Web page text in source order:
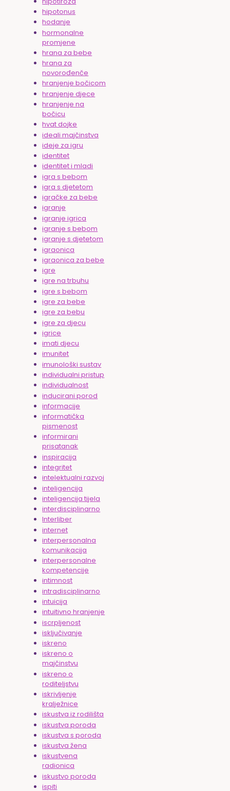
hipotonus
hodanje
hormonalne
promjene
hrana za bebe
hrana za
novorođenče
hranjenje bočicom
hranjenje djece
hranjenje na
bočicu
hvat dojke
ideali majčinstva
ideje za igru
identitet
identitet i mladi
igra s bebom
igra s djetetom
igračke za bebe
igranje
igranje igrica
igranje s bebom
igranje s djetetom
igraonica
igraonica za bebe
igre
igre na trbuhu
igre s bebom
igre za bebe
igre za bebu
igre za djecu
igrice
imati djecu
imunitet
imunološki sustav
individualni pristup
individualnost
inducirani porod
informacije
informatička
pismenost
informirani
prisatanak
inspiracija
integritet
intelektualni razvoj
inteligencija
inteligencija tijela
interdisciplinarno
Interliber
internet
interpersonalna
komunikacija
interpersonalne
kompetencije
intimnost
intradisciplinarno
intuicija
intuitivno hranjenje
iscrpljenost
isključivanje
iskreno
iskreno o
majčinstvu
iskreno o
roditeljstvu
iskrivljenje
kralježnice
iskustva iz rodilišta
iskustva poroda
iskustva s poroda
iskustva žena
iskustvena
radionica
iskustvo poroda
ispiti